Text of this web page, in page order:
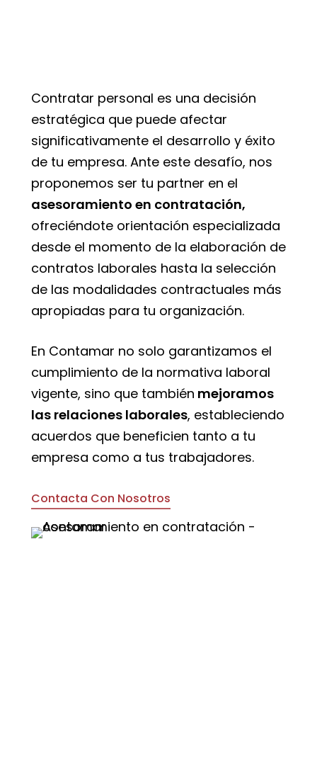
Contratar personal es una decisión
estratégica que puede afectar
significativamente el desarrollo y éxito
de tu empresa. Ante este desafío, nos
proponemos ser tu partner en el
asesoramiento en contratación,
ofreciéndote orientación especializada
desde el momento de la elaboración de
contratos laborales hasta la selección
de las modalidades contractuales más
apropiadas para tu organización.
En Contamar no solo garantizamos el
cumplimiento de la normativa laboral
vigente, sino que también mejoramos
las relaciones laborales, estableciendo
acuerdos que beneficien tanto a tu
empresa como a tus trabajadores.
Contacta Con Nosotros